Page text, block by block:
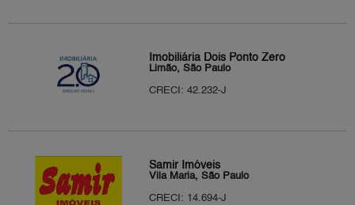
Imobiliária Dois Ponto Zero
Limão, São Paulo
CRECI: 42.232-J
Samir Imóveis
Vila Maria, São Paulo
CRECI: 14.694-J